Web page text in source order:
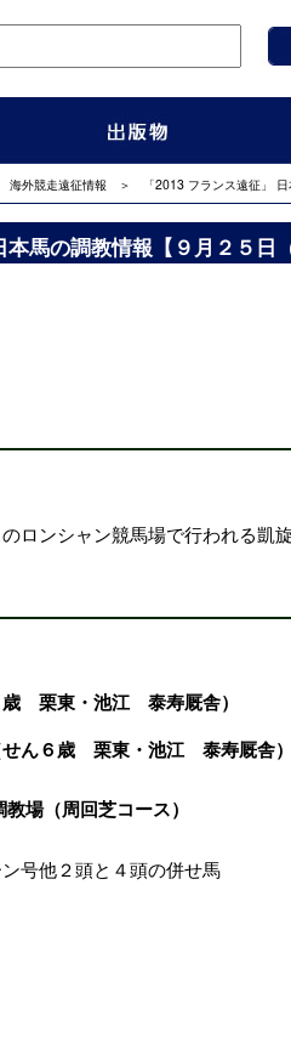
海外競走遠征情報 ＞ 「2013 フランス遠征」 日
本馬の調教情報【９月２５日
ロンシャン競馬場で行われる凱
栗東・池江 泰寿厩舎）
ん６歳 栗東・池江 泰寿厩舎）
場（周回芝コース）
号他２頭と４頭の併せ馬